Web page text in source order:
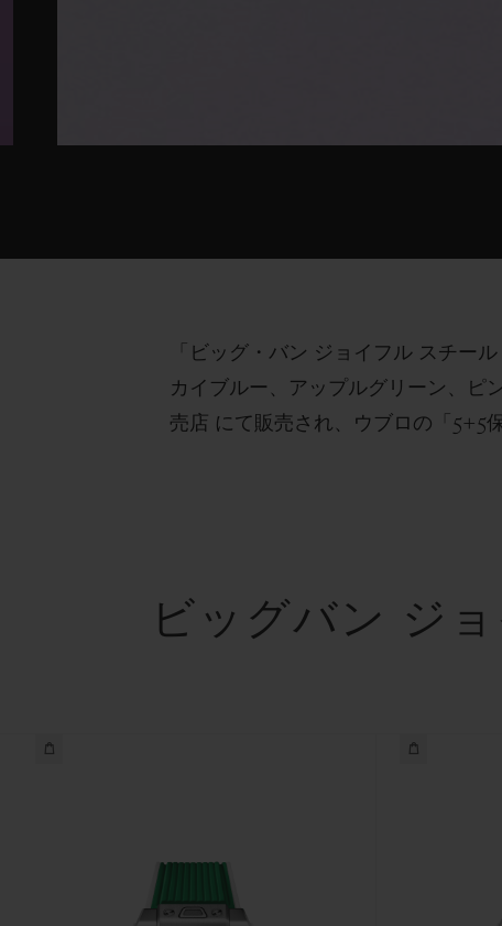
「ビッグ・バン ジョイフル スチー
カイブルー、アップルグリーン、
売店 にて販売され、ウブロの「5+5
ビッグバン ジ